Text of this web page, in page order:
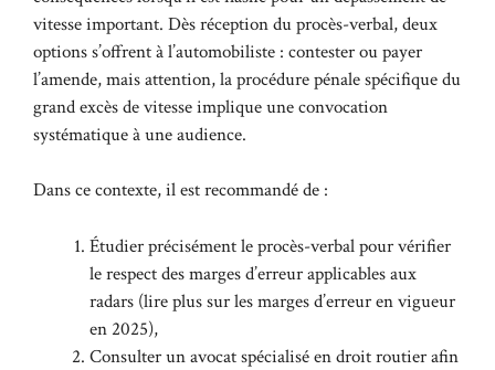
vitesse important. Dès réception du procès-verbal, deux
options s’offrent à l’automobiliste : contester ou payer
l’amende, mais attention, la procédure pénale spécifique du
grand excès de vitesse implique une convocation
systématique à une audience.
Dans ce contexte, il est recommandé de :
Étudier précisément le procès-verbal pour vérifier
le respect des marges d’erreur applicables aux
radars (lire plus sur lesmarges d’erreur en vigueur
en 2025),
Consulter un avocat spécialisé en droit routier afin